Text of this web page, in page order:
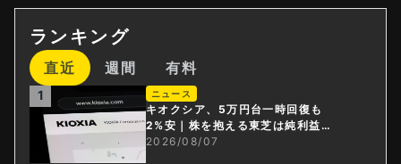
ランキング
直近 週間 有料
1 ニュース
キオクシア、5万円台一時回復も
2%安｜株を抱える東芝は純利益3
0倍
2026/08/07